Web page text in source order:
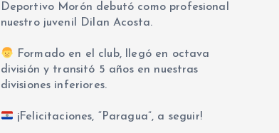
Deportivo Morón debutó como profesional
nuestro juvenil Dilan Acosta.
Formado en el club, llegó en octava
división y transitó 5 años en nuestras
divisiones inferiores.
¡Felicitaciones, “Paragua”, a seguir!